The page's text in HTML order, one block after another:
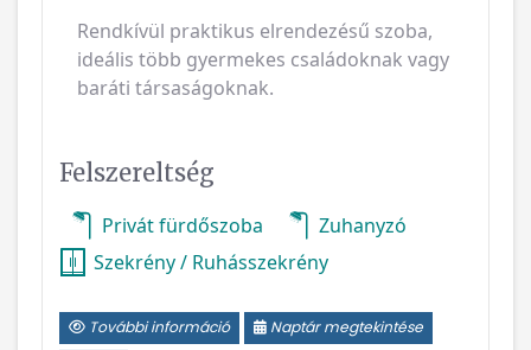
Rendkívül praktikus elrendezésű szoba,
ideális több gyermekes családoknak vagy
baráti társaságoknak.
Felszereltség
Privát fürdőszoba
Zuhanyzó
Szekrény / Ruhásszekrény
További információ
Naptár megtekintése